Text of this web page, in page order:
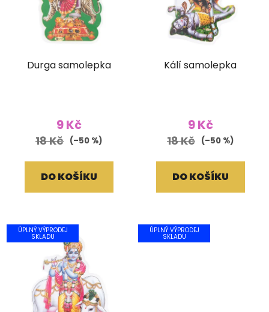
Durga samolepka
9 Kč
18 Kč (–50 %)
DO KOŠÍKU
Kálí samolepka
9 Kč
18 Kč (–50 %)
DO KOŠÍKU
ÚPLNÝ VÝPRODEJ
SKLADU
ÚPLNÝ VÝPRODEJ
SKLADU